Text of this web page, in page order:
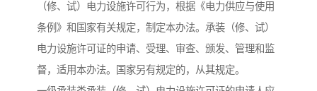
（修、试）电力设施许可行为，根据《电力供应与使用
条例》和国家有关规定，制定本办法。承装（修、试）
电力设施许可证的申请、受理、审查、颁发、管理和监
督，适用本办法。国家另有规定的，从其规定。